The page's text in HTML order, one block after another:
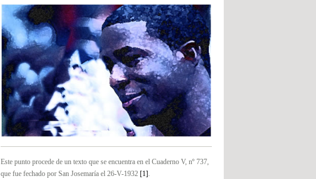
Este punto procede de un texto que se encuentra en el Cuaderno V, nº 737,
que fue fechado por San Josemaría el 26-V-1932 [1].